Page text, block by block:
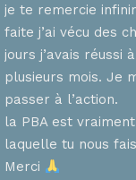
je te remercie
faite j’ai vécu des
jours j’avais réussi
plusieurs mois. Je
passer à l’action.
la PBA est
laquelle tu nous
Merci